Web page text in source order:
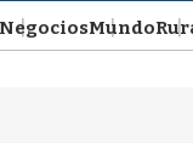
NegociosMundo